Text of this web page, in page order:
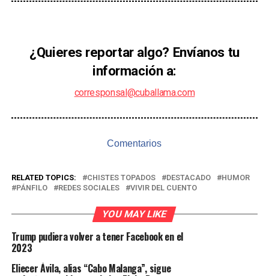
¿Quieres reportar algo? Envíanos tu
información a:
corresponsal@cuballama.com
Comentarios
RELATED TOPICS: CHISTES TOPADOS DESTACADO
HUMOR
PÁNFILO
REDES SOCIALES VIVIR DEL CUENTO
YOU MAY LIKE
Trump pudiera volver a tener Facebook en el
2023
Eliecer Ávila, alias “Cabo Malanga”, sigue